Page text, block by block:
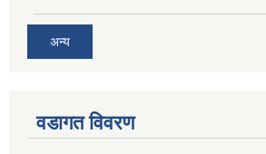
अन्य
वडागत विवरण